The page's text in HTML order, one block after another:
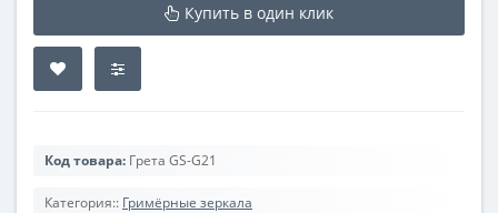
Купить в один клик
Код товара: Грета GS-G21
Категория:: Гримёрные зеркала